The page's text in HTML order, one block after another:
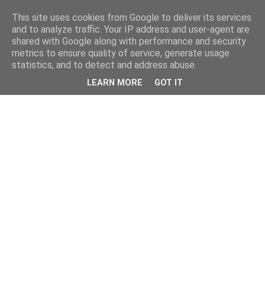
This site uses cookies from Google to deliver its services
and to analyze traffic. Your IP address and user-agent are
shared with Google along with performance and security
metrics to ensure quality of service, generate usage
statistics, and to detect and address abuse.
LEARN MORE GOT IT